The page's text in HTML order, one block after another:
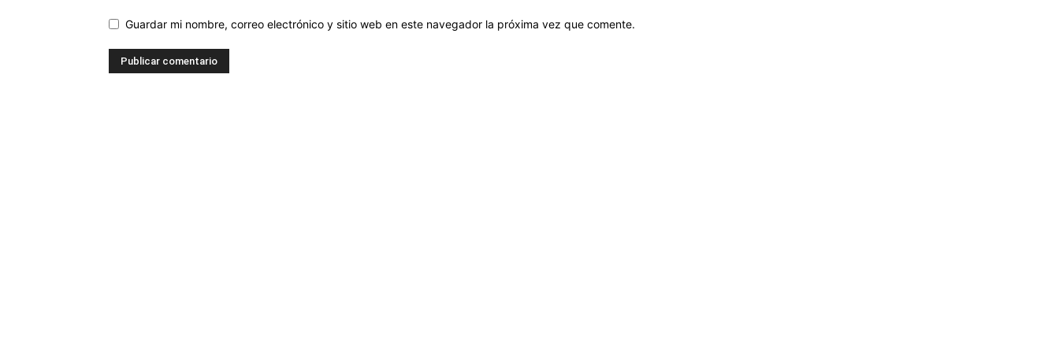
Guardar mi nombre, correo electrónico y sitio web en este navegador la próxima vez que comente.